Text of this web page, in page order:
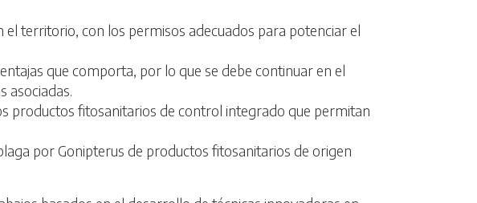
el territorio, con los permisos adecuados para potenciar el
que comporta, por lo que se debe continuar en el
asociadas.
productos fitosanitarios de control integrado que permitan
por Gonipterus de productos fitosanitarios de origen